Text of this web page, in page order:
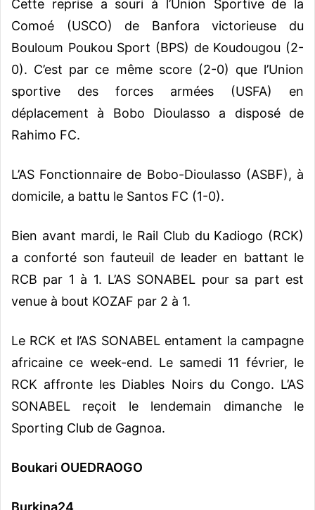
Cette reprise a souri à l’Union Sportive de la
Comoé (USCO) de Banfora victorieuse du
Bouloum Poukou Sport (BPS) de Koudougou (2-
0). C’est par ce même score (2-0) que l’Union
sportive des forces armées (USFA) en
déplacement à Bobo Dioulasso a disposé de
Rahimo FC.
L’AS Fonctionnaire de Bobo-Dioulasso (ASBF), à
domicile, a battu le Santos FC (1-0).
Bien avant mardi, le Rail Club du Kadiogo (RCK)
a conforté son fauteuil de leader en battant le
RCB par 1 à 1. L’AS SONABEL pour sa part est
venue à bout KOZAF par 2 à 1.
Le RCK et l’AS SONABEL entament la campagne
africaine ce week-end. Le samedi 11 février, le
RCK affronte les Diables Noirs du Congo. L’AS
SONABEL reçoit le lendemain dimanche le
Sporting Club de Gagnoa.
Boukari OUEDRAOGO
Burkina24